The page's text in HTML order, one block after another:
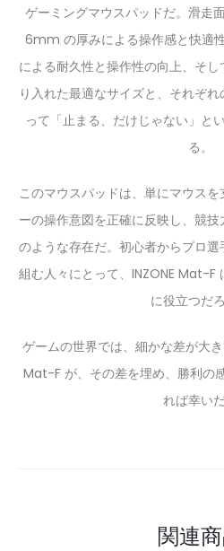
ゲーミングマウスパッドだ。滑走
6mm の厚みによる操作感と快適
による耐久性と操作性の向上、そ
り入れた最適なサイズと、それぞ
って「止まる、だけじゃない」と
る。
このマウスパッドは、単にマウス
ーの操作意図を正確に反映し、競技
のような存在だ。初心者からプロ
組む人々にとって、INZONE Mat-F
に役立つだろ
ゲームの世界では、細かな差が大
Mat-F が、その差を埋め、勝利の
れば幸いだ
関連